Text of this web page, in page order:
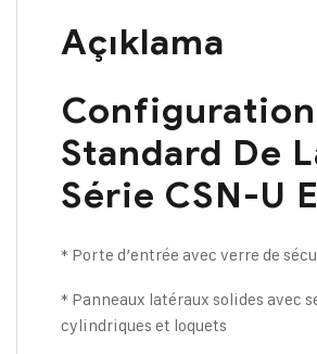
Açıklama
Configuration
Standard De
Série CSN-U
* Porte d’entrée avec verre de
* Panneaux latéraux solides avec
cylindriques et loquets